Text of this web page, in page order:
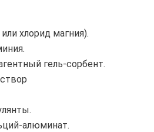
хлорид магния).
гель-сорбент.
алюминат.